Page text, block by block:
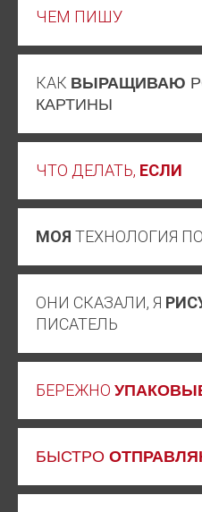
ЧЕМ ПИШУ
КАК ВЫРАЩИВАЮ
КАРТИНЫ
ЧТО ДЕЛАТЬ, ЕСЛИ
МОЯ ТЕХНОЛОГИЯ
ОНИ СКАЗАЛИ, Я
ПИСАТЕЛЬ
БЕРЕЖНО
БЫСТРО